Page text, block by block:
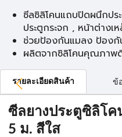
ซีลซิลิโคนแถบปิดผนึกปร
ประตูกระจก , หน้าต่าง
ช่วยป้องกันแมลง ป้องกั
ผลิตจากซิลิโคนคุณภาพดี
รายละเอียดสินค้า ข้
ซีลยางประตูซิลิโค
5 ม. สีใส